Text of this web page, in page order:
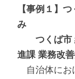
【事例１】
み
つくば市
進課 業務改
自治体にお